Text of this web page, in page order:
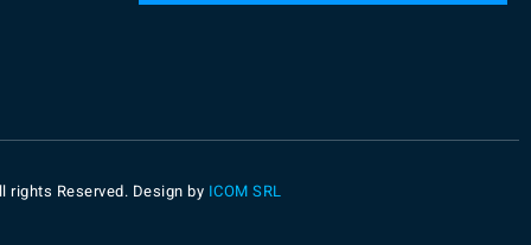
rights Reserved. Design by ICOM SRL